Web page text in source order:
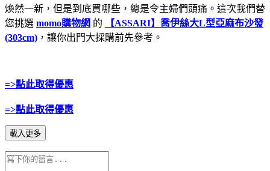
煥然一新，但是到底買哪些，總是令主婦們頭痛。這次我們替
您挑選 momo購物網 的
【ASSARI】喬伊絲大L型亞麻布沙發
(303cm) ，讓你出門大採購前先參考。
=>點此取得優惠
=>點此取得優惠
載入更多